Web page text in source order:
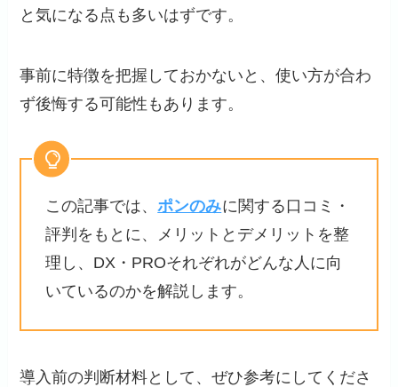
と気になる点も多いはずです。
事前に特徴を把握しておかないと、使い方が合わ
ず後悔する可能性もあります。
この記事では、ポンのみに関する口コミ・
評判をもとに、メリットとデメリットを整
理し、DX・PROそれぞれがどんな人に向
いているのかを解説します。
導入前の判断材料として、ぜひ参考にしてくださ